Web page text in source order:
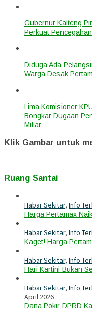
Gubernur Kalteng
Perkuat
Diduga Ada
Warga Desak
Lima Komisioner
Bongkar Dugaan
Miliar
Klik Gambar untuk
Ruang Santai
Habar Sekitar, Info
Harga Pertamax
Habar Sekitar, Info
Kaget! Harga
Habar Sekitar, Info
Hari Kartini Bukan
Habar Sekitar, Info
April 2026
Dana Pokir DPRD